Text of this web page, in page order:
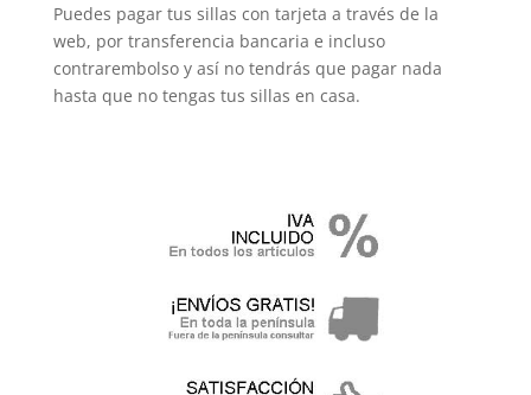
Puedes pagar tus sillas con tarjeta a través de la
web, por transferencia bancaria e incluso
contrarembolso y así no tendrás que pagar nada
hasta que no tengas tus sillas en casa.